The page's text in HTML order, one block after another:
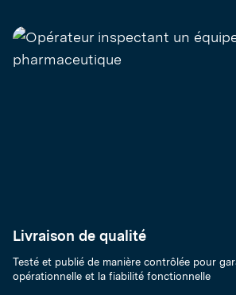
Livraison de qualité
Testé et publié de manière contrôlée pour
opérationnelle et la fiabilité fonctionnelle